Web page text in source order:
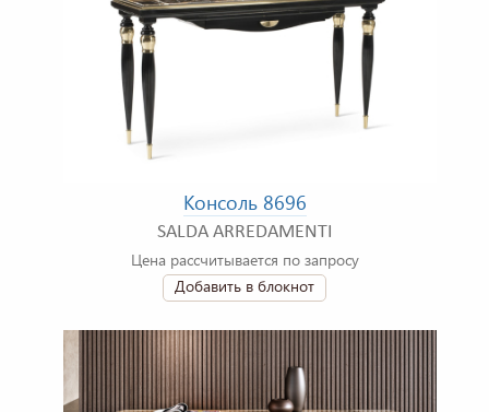
Консоль 8696
SALDA ARREDAMENTI
Цена рассчитывается по запросу
Добавить в блокнот